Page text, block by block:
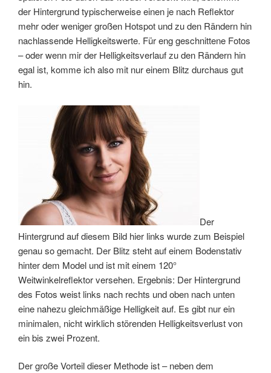
der Hintergrund typischerweise einen je nach Reflektor
mehr oder weniger großen Hotspot und zu den Rändern hin
nachlassende Helligkeitswerte. Für eng geschnittene Fotos
– oder wenn mir der Helligkeitsverlauf zu den Rändern hin
egal ist, komme ich also mit nur einem Blitz durchaus gut
hin.
Der
Hintergrund auf diesem Bild hier links wurde zum Beispiel
genau so gemacht. Der Blitz steht auf einem Bodenstativ
hinter dem Model und ist mit einem 120°
Weitwinkelreflektor versehen. Ergebnis: Der Hintergrund
des Fotos weist links nach rechts und oben nach unten
eine nahezu gleichmäßige Helligkeit auf. Es gibt nur ein
minimalen, nicht wirklich störenden Helligkeitsverlust von
ein bis zwei Prozent.
Der große Vorteil dieser Methode ist – neben dem